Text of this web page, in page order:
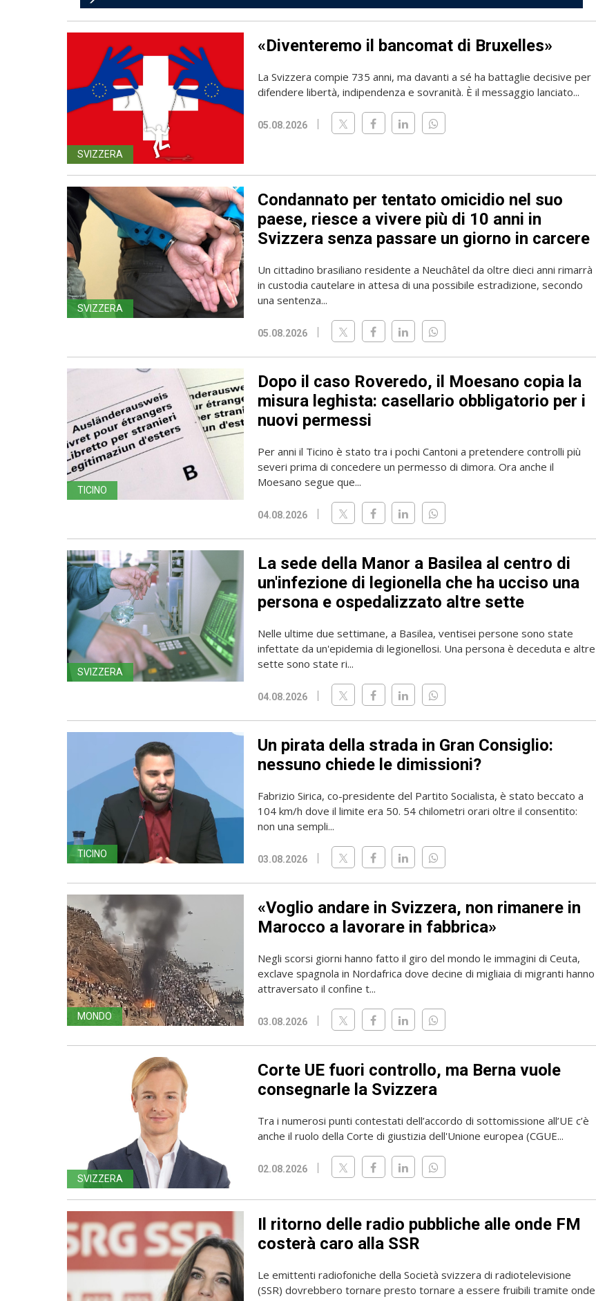
SVIZZERA
«Diventeremo il bancomat di Bruxelles»
La Svizzera compie 735 anni, ma davanti a sé ha battaglie decisive per
difendere libertà, indipendenza e sovranità. È il messaggio lanciato...
05.08.2026
SVIZZERA
Condannato per tentato omicidio nel suo
paese, riesce a vivere più di 10 anni in
Svizzera senza passare un giorno in carcere
Un cittadino brasiliano residente a Neuchâtel da oltre dieci anni rimarrà
in custodia cautelare in attesa di una possibile estradizione, secondo
una sentenza...
05.08.2026
TICINO
Dopo il caso Roveredo, il Moesano copia la
misura leghista: casellario obbligatorio per i
nuovi permessi
Per anni il Ticino è stato tra i pochi Cantoni a pretendere controlli più
severi prima di concedere un permesso di dimora. Ora anche il
Moesano segue que...
04.08.2026
SVIZZERA
La sede della Manor a Basilea al centro di
un'infezione di legionella che ha ucciso una
persona e ospedalizzato altre sette
Nelle ultime due settimane, a Basilea, ventisei persone sono state
infettate da un'epidemia di legionellosi. Una persona è deceduta e altre
sette sono state ri...
04.08.2026
TICINO
Un pirata della strada in Gran Consiglio:
nessuno chiede le dimissioni?
Fabrizio Sirica, co-presidente del Partito Socialista, è stato beccato a
104 km/h dove il limite era 50. 54 chilometri orari oltre il consentito:
non una sempli...
03.08.2026
MONDO
«Voglio andare in Svizzera, non rimanere in
Marocco a lavorare in fabbrica»
Negli scorsi giorni hanno fatto il giro del mondo le immagini di Ceuta,
exclave spagnola in Nordafrica dove decine di migliaia di migranti hanno
attraversato il confine t...
03.08.2026
SVIZZERA
Corte UE fuori controllo, ma Berna vuole
consegnarle la Svizzera
Tra i numerosi punti contestati dell’accordo di sottomissione all’UE c’è
anche il ruolo della Corte di giustizia dell'Unione europea (CGUE...
02.08.2026
Il ritorno delle radio pubbliche alle onde FM
costerà caro alla SSR
Le emittenti radiofoniche della Società svizzera di radiotelevisione
(SSR) dovrebbero tornare presto tornare a essere fruibili tramite onde